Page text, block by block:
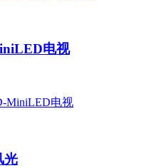
电视
光